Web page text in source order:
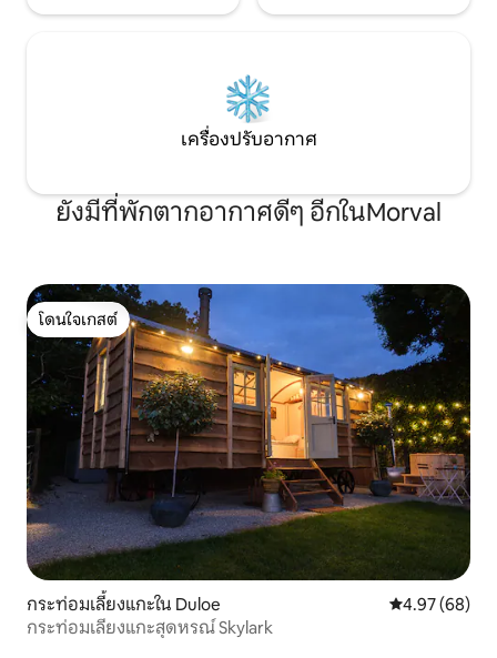
เครื่องปรับอากาศ
ยังมีที่พักตากอากาศดีๆ อีกในMorval
โดนใจเกสต์
โดนใจเกสต์
กระท่อมเลี้ยงแกะใน Duloe คะแนนเฉลี่ย
4.97 (68)
กระท่อมเลี้ยงแกะสุดหรณ์ Skylark